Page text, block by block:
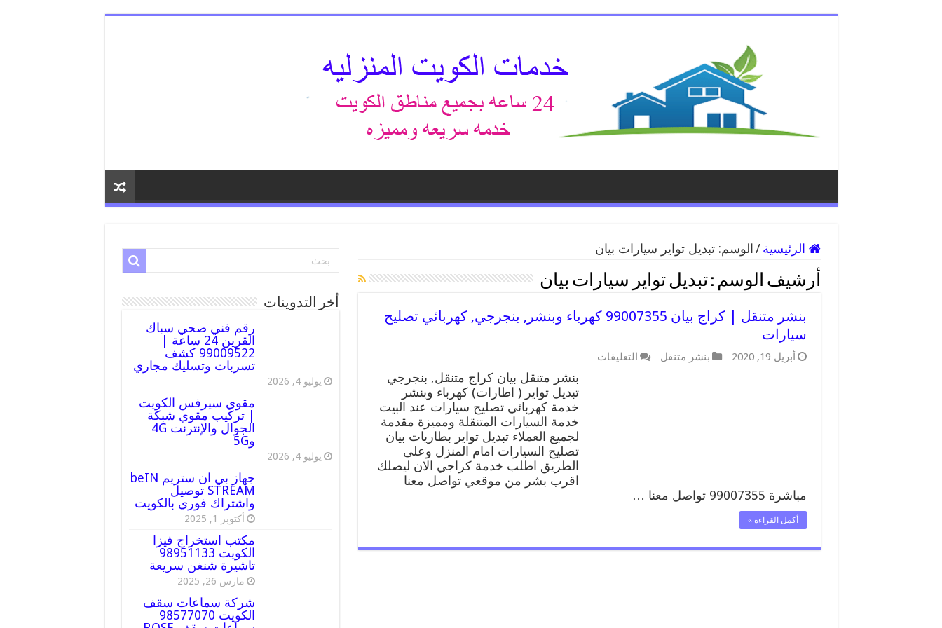
الرئيسية / الوسم:تبديل تواير سيارات بيان
أرشيف الوسم :تبديل تواير سيارات بيان
بنشر متنقل | كراج بيان 99007355 كهرباء وبنشر, بنجرجي, كهربائي تصليح
سيارات
أبريل 19, 2020 بنشر متنقل التعليقات
متنقل
كراج
99007355
كهرباء
وبنشر,
بنجرجي,
كهربائي
بنشر متنقل بيان كراج متنقل, بنجرجي
تبديل تواير ( اطارات) كهرباء وبنشر
خدمة كهربائي تصليح سيارات عند البيت
خدمة السيارات المتنقلة ومميزة مقدمة
لجميع العملاء تبديل تواير بطاريات بيان
تصليح السيارات امام المنزل وعلى
الطريق اطلب خدمة كراجي الان ليصلك
اقرب بشر من موقعي تواصل معنا
مباشرة 99007355 تواصل معنا …
أكمل القراءة »
أخر التدوينات
رقم فني صحي سباك
القرين 24 ساعة |
99009522 كشف
تسربات وتسليك مجاري
يوليو 4, 2026
مقوي سيرفس الكويت
| تركيب مقوي شبكة
الجوال والإنترنت 4G
و5G
يوليو 4, 2026
جهاز بي ان ستريم beIN
STREAM توصيل
واشتراك فوري بالكويت
أكتوبر 1, 2025
مكتب استخراج فيزا
الكويت 98951133
تاشيرة شنغن سريعة
مارس 26, 2025
شركة سماعات سقف
الكويت 98577070